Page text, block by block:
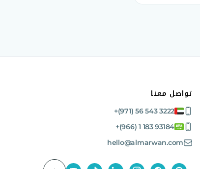
تواصل معنا
+(971) 56 543 3222
+(966) 1 183 93184
hello@almarwan.com